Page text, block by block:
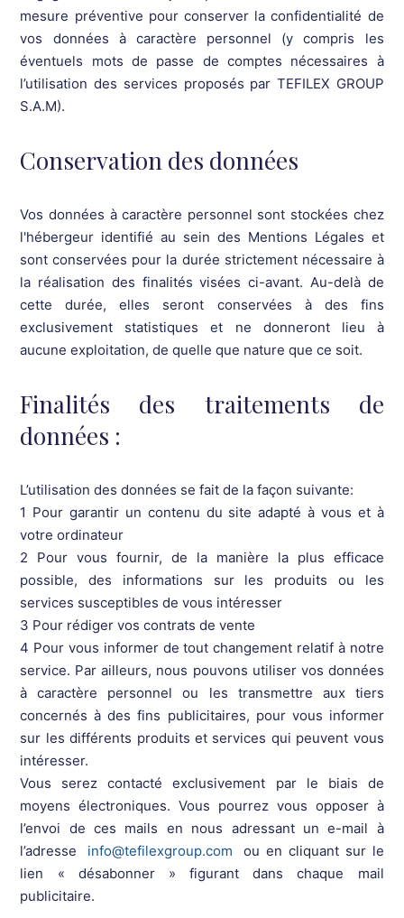
mesure préventive pour conserver la confidentialité de
vos données à caractère personnel (y compris les
éventuels mots de passe de comptes nécessaires à
l’utilisation des services proposés par TEFILEX GROUP
S.A.M).
Conservation des données
Vos données à caractère personnel sont stockées chez
l'hébergeur identifié au sein des Mentions Légales et
sont conservées pour la durée strictement nécessaire à
la réalisation des finalités visées ci-avant. Au-delà de
cette durée, elles seront conservées à des fins
exclusivement statistiques et ne donneront lieu à
aucune exploitation, de quelle que nature que ce soit.
Finalités des traitements de
données :
L’utilisation des données se fait de la façon suivante:
1 Pour garantir un contenu du site adapté à vous et à
votre ordinateur
2 Pour vous fournir, de la manière la plus efficace
possible, des informations sur les produits ou les
services susceptibles de vous intéresser
3 Pour rédiger vos contrats de vente
4 Pour vous informer de tout changement relatif à notre
service. Par ailleurs, nous pouvons utiliser vos données
à caractère personnel ou les transmettre aux tiers
concernés à des fins publicitaires, pour vous informer
sur les différents produits et services qui peuvent vous
intéresser.
Vous serez contacté exclusivement par le biais de
moyens électroniques. Vous pourrez vous opposer à
l’envoi de ces mails en nous adressant un e-mail à
l’adresse
info@tefilexgroup.com
ou en cliquant sur le
lien « désabonner » figurant dans chaque mail
publicitaire.